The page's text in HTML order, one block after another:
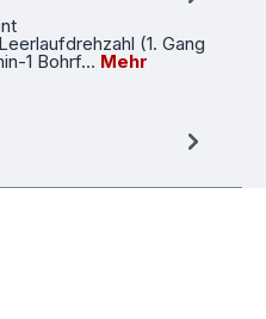
(1. Gang
1 Bohrf… Mehr